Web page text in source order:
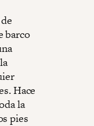
barco
Hace
la
pies